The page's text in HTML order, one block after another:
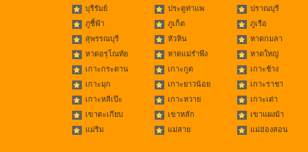
บุรีรัมย์
ประตูท่าแพ
ปราณบุรี
ภูชี้ฟ้า
ภูเก็ต
ภูเรือ
สุพรรณบุรี
หัวหิน
หาดกมลา
หาดอรุโณทัย
หาดแม่รำพึง
หาดใหญ่
เกาะกระดาน
เกาะกูด
เกาะช้าง
เกาะมุก
เกาะยาวน้อย
เกาะราชา
เกาะหลีเป๊ะ
เกาะหวาย
เกาะเต่า
เขาตะเกียบ
เขาหลัก
เขาแผงม้า
แม่ริม
แม่สาย แม่ฮ่องสอน